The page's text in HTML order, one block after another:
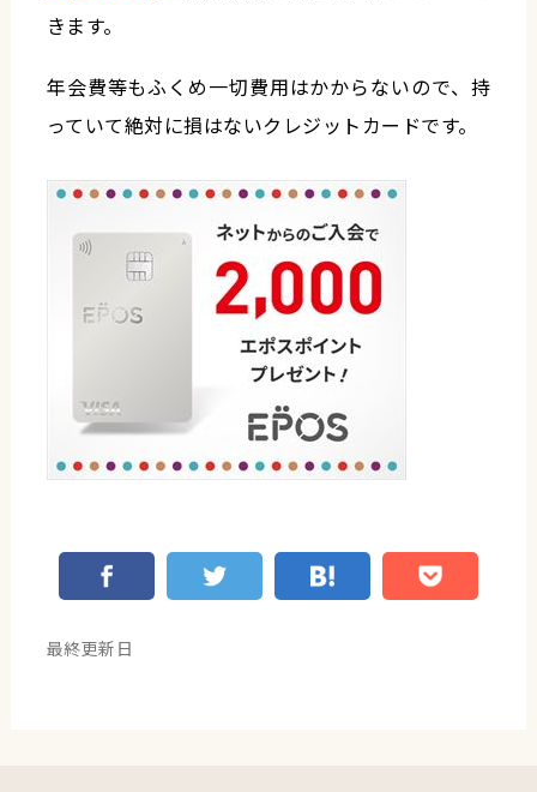
きます。
年会費等もふくめ一切費用はかからないので、持
っていて絶対に損はないクレジットカードです。
最終更新日